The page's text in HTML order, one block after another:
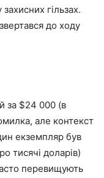
гільзах.
до ходу
за $24 000 (в
але контекст
екземпляр був
тисячі доларів)
перевищують